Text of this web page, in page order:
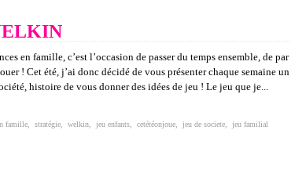
en famille, c’est l’occasion de passer du temps ensemble, de par
! Cet été, j’ai donc décidé de vous présenter chaque semaine un
histoire de vous donner des idées de jeu ! Le jeu que je...
famille stratégie welkin jeu enfants cetétéonjoue jeu de societe jeu familial